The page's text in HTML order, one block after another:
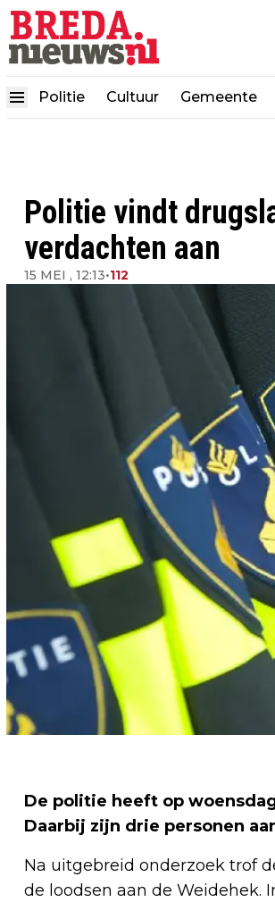
Politie Cultuur Gemeente
Politie vindt
verdachten aan
15 MEI , 12:13•112
De politie heeft op
Daarbij zijn drie personen
Na uitgebreid onderzoek trof
de loodsen aan de Weidehek.